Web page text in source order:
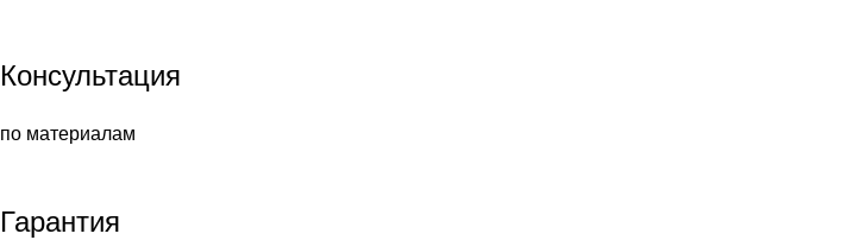
Консультация
по материалам
Гарантия